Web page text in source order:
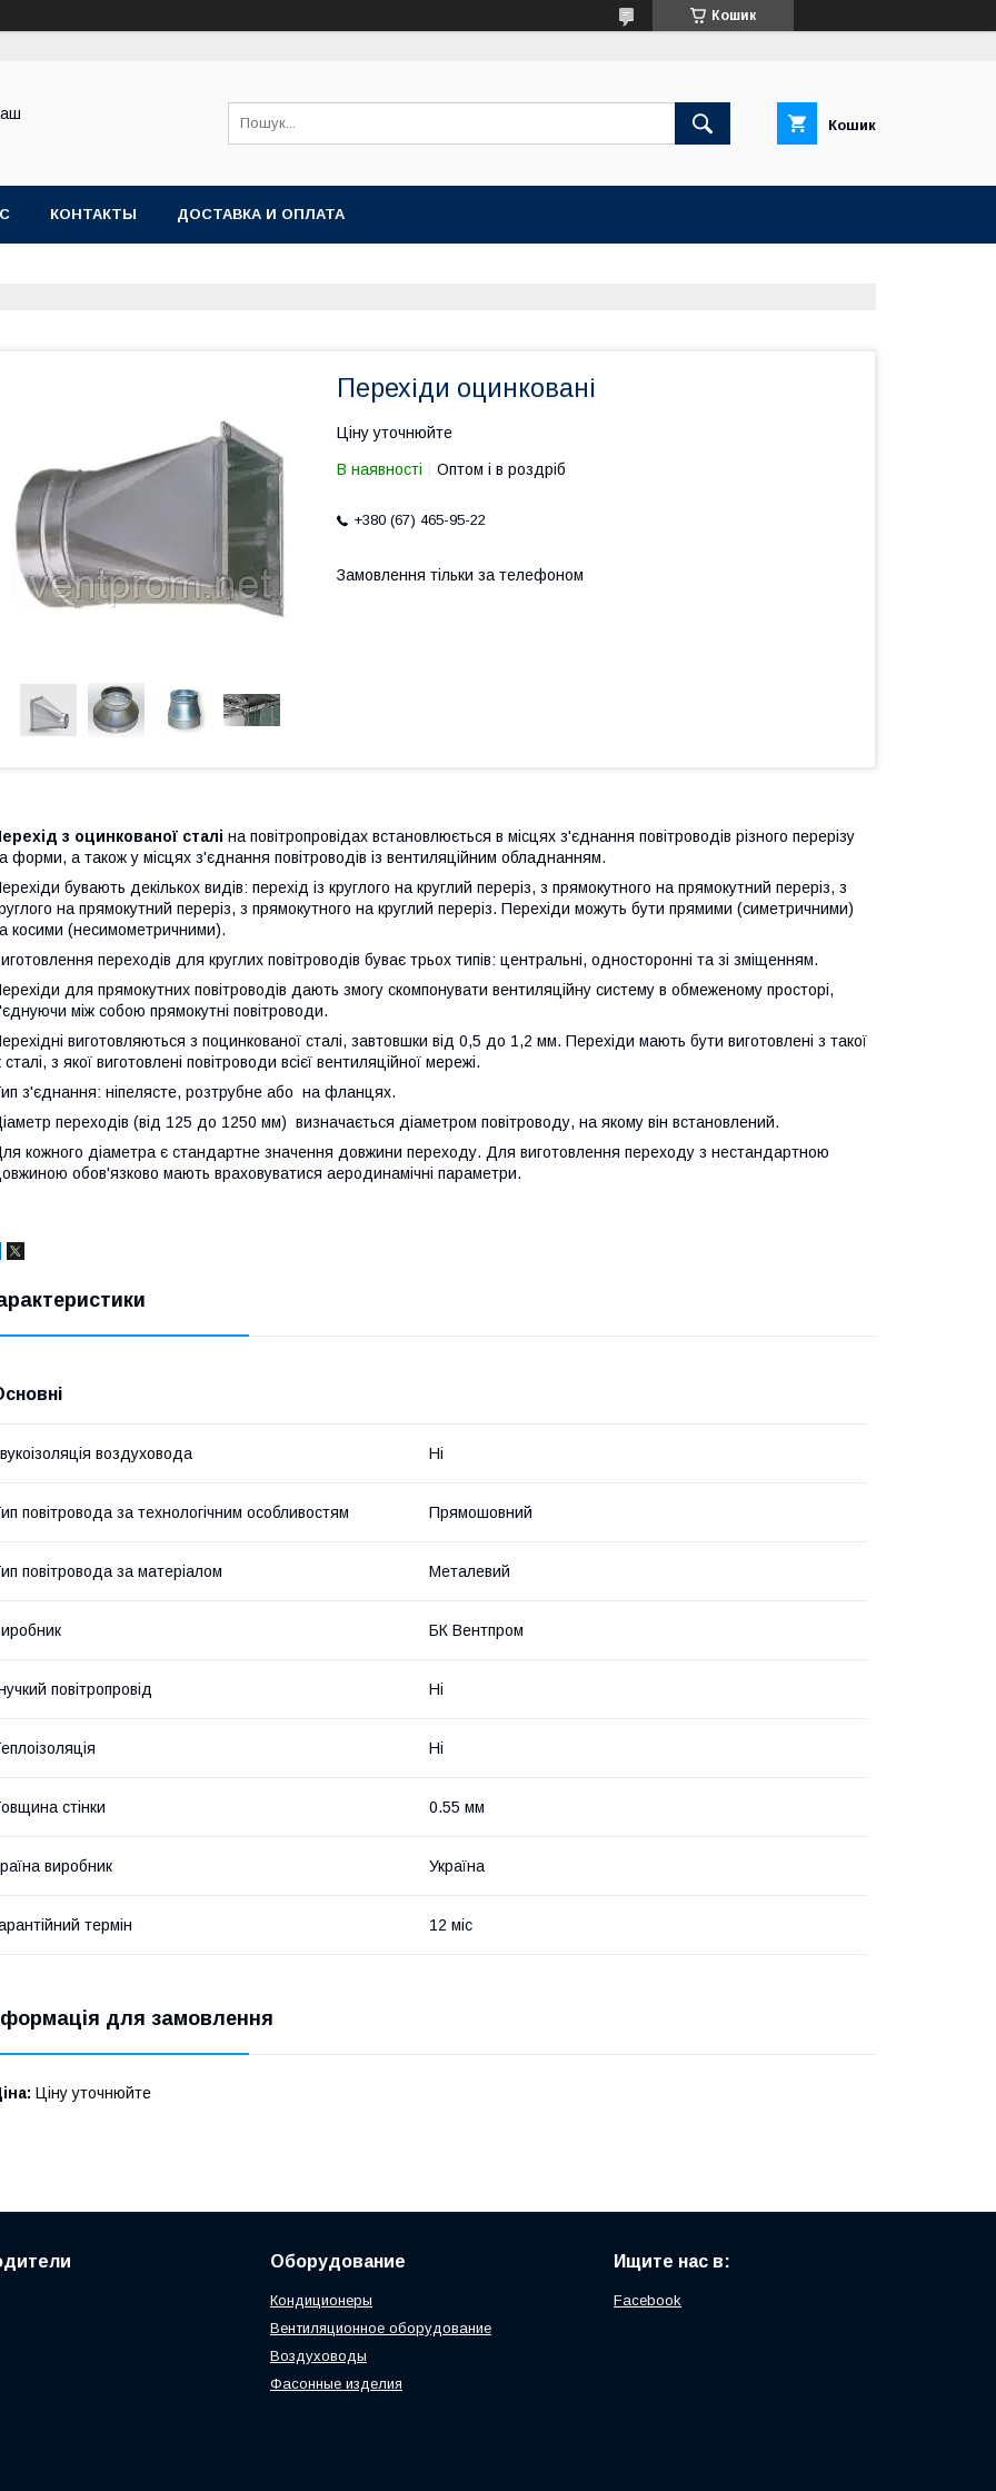
Кошик
Кошик
КОНТАКТЫ ДОСТАВКА И ОПЛАТА
Перехіди оцинковані
Ціну уточнюйте
В наявності Оптом і в роздріб
+380 (67) 465-95-22
Замовлення тільки за телефоном
з оцинкованої сталі на повітропровідах встановлюється в місцях з'єднання повітроводів різного перерізу
форми, а також у місцях з'єднання повітроводів із вентиляційним обладнанням.
бувають декількох видів: перехід із круглого на круглий переріз, з прямокутного на прямокутний переріз, з
на прямокутний переріз, з прямокутного на круглий переріз. Перехіди можуть бути прямими (симетричними)
косими (несимометричними).
переходів для круглих повітроводів буває трьох типів: центральні, односторонні та зі зміщенням.
для прямокутних повітроводів дають змогу скомпонувати вентиляційну систему в обмеженому просторі,
між собою прямокутні повітроводи.
виготовляються з поцинкованої сталі, завтовшки від 0,5 до 1,2 мм. Перехіди мають бути виготовлені з такої
сталі, з якої виготовлені повітроводи всієї вентиляційної мережі.
з'єднання: ніпелясте, розтрубне або на фланцях.
переходів (від 125 до 1250 мм) визначається діаметром повітроводу, на якому він встановлений.
кожного діаметра є стандартне значення довжини переходу. Для виготовлення переходу з нестандартною
обов'язково мають враховуватися аеродинамічні параметри.
воздуховода Ні
повітровода за технологічним особливостям Прямошовний
повітровода за матеріалом Металевий
БК Вентпром
повітропровід Ні
Ні
стінки 0.55 мм
виробник Україна
термін 12 міс
для замовлення
Ціну уточнюйте
Оборудование
Кондиционеры
Вентиляционное оборудование
Воздуховоды
Фасонные изделия
Ищите нас в:
Facebook